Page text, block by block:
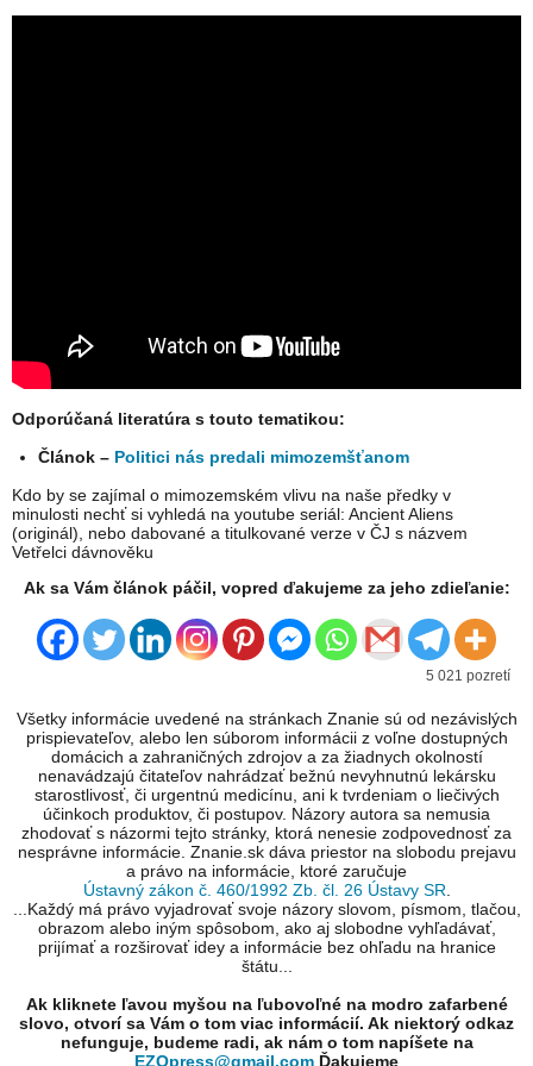
Odporúčaná literatúra s touto tematikou:
Článok – Politici nás predali mimozemšťanom
Kdo by se zajímal o mimozemském vlivu na naše předky v
minulosti nechť si vyhledá na youtube seriál: Ancient Aliens
(originál), nebo dabované a titulkované verze v ČJ s názvem
Vetřelci dávnověku
Ak sa Vám článok páčil, vopred ďakujeme za jeho zdieľanie:
5 021 pozretí
Všetky informácie uvedené na stránkach Znanie sú od nezávislých
prispievateľov, alebo len súborom informácii z voľne dostupných
domácich a zahraničných zdrojov a za žiadnych okolností
nenavádzajú čitateľov nahrádzať bežnú nevyhnutnú lekársku
starostlivosť, či urgentnú medicínu, ani k tvrdeniam o liečivých
účinkoch produktov, či postupov. Názory autora sa nemusia
zhodovať s názormi tejto stránky, ktorá nenesie zodpovednosť za
nesprávne informácie. Znanie.sk dáva priestor na slobodu prejavu
a právo na informácie, ktoré zaručuje
Ústavný zákon č. 460/1992 Zb. čl. 26 Ústavy SR
...Každý má právo vyjadrovať svoje názory slovom, písmom, tlačou,
obrazom alebo iným spôsobom, ako aj slobodne vyhľadávať,
prijímať a rozširovať idey a informácie bez ohľadu na hranice
štátu...
Ak kliknete ľavou myšou na ľubovoľné na modro zafarbené
slovo, otvorí sa Vám o tom viac informácií. Ak niektorý odkaz
nefunguje, budeme radi, ak nám o tom napíšete na
EZOpress@gmail.com Ďakujeme